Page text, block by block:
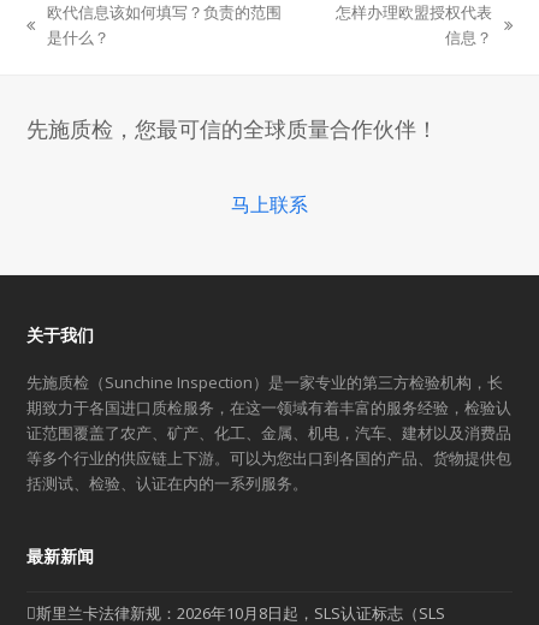
previous
欧代信息该如何填写？负责的范围
是什么？
怎样办理欧盟授权代表
信息？
先施质检，您最可信的全球质量合作伙伴！
马上联系
关于我们
先施质检（Sunchine Inspection）是一家专业的第三方检验机构，长
期致力于各国进口质检服务，在这一领域有着丰富的服务经验，检验认
证范围覆盖了农产、矿产、化工、金属、机电，汽车、建材以及消费品
等多个行业的供应链上下游。可以为您出口到各国的产品、货物提供包
括测试、检验、认证在内的一系列服务。
最新新闻
斯里兰卡法律新规：2026年10月8日起，SLS认证标志（SLS